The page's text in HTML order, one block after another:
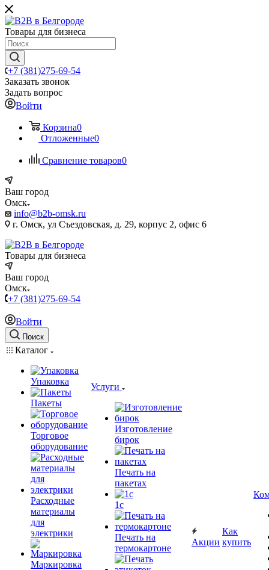
Товары для бизнеса
+7 (381)275-69-54
Заказать звонок
Задать вопрос
Войти
Корзина0
Отложенные0
Сравнение товаров0
Ваш город
Омск
info@b2b-omsk.ru
г. Омск, ул Съездовская, д. 29, корпус 2, офис 6
Товары для бизнеса
Ваш город
Омск
+7 (381)275-69-54
Войти
Поиск
Каталог
Упаковка
Пакеты
Торговое
оборудование
Расходные
материалы
для
электрики
Маркировка
Услуги
Изготовление
бирок
Печать на
пакетах
1c
Печать на
термокартоне
Акции
Как
купить